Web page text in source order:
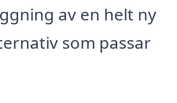
av en helt ny
som passar